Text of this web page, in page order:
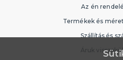
Az én
Termékek és
Szállítás és
Áruk